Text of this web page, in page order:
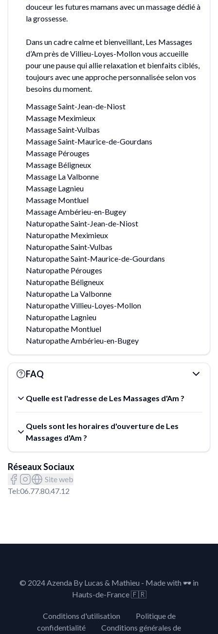
Réseaux Sociaux
Site web
Tel:06.77.80.47.12
douceur les futures mamans avec un massage dédié à
la grossesse.
Dans un cadre calme et bienveillant, Les Massages
d’Am près de Villieu-Loyes-Mollon vous accueille
pour une pause qui allie relaxation et bienfaits ciblés,
toujours avec une approche personnalisée selon vos
besoins du moment.
Massage Saint-Jean-de-Niost
Massage Meximieux
Massage Saint-Vulbas
Massage Saint-Maurice-de-Gourdans
Massage Pérouges
Massage Béligneux
Massage La Valbonne
Massage Lagnieu
Massage Montluel
Massage Ambérieu-en-Bugey
Naturopathe Saint-Jean-de-Niost
Naturopathe Meximieux
Naturopathe Saint-Vulbas
Naturopathe Saint-Maurice-de-Gourdans
Naturopathe Pérouges
Naturopathe Béligneux
Naturopathe La Valbonne
Naturopathe Villieu-Loyes-Mollon
Naturopathe Lagnieu
Naturopathe Montluel
Naturopathe Ambérieu-en-Bugey
FAQ
Quelle est l'adresse de Les Massages d'Am ?
Quels sont les horaires d'ouverture de Les
Massages d'Am ?
© 2024 Azenda By Lucas & Mathieu - Made with 🕶️ in
Hauts-de-France 🇫🇷
Conditions d'utilisation
Politique de
confidentialité
Conditions générales de